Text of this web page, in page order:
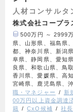
人材コンサルタ
株式会社コープラ
500万円 ～ 2999
県、山形県、福島県
都、神奈川県、新潟
阜県、静岡県、愛知
良県、和歌山県、鳥
香川県、愛媛県、高
宮崎県、鹿児島県、
職・マネジャー
新
00万円以上資金調達
籍
CxO候補 社